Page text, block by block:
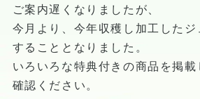
ご案内遅くなりましたが、
今月より、今年収穫し加工した
することとなりました。
いろいろな特典付きの商品を掲
確認ください。